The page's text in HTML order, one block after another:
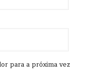
para a próxima vez